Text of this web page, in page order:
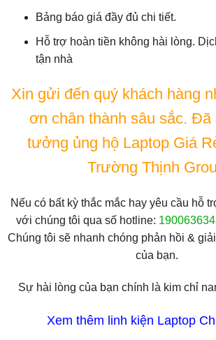
Bảng báo giá đầy đủ chi tiết.
Hỗ trợ hoàn tiền không hài lòng.
tận nhà
Xin gửi đến quý khách hàng
ơn chân thành sâu sắc. Đã
tưởng ủng hộ Laptop Giá
Trường Thịnh
Nếu có bất kỳ thắc mắc hay yêu cầu hỗ
với chúng tôi qua số hotline:
Chúng tôi sẽ nhanh chóng phản hồi &
của bạn.
Sự hài lòng của bạn chính là kim chỉ
Xem thêm linh kiện Laptop